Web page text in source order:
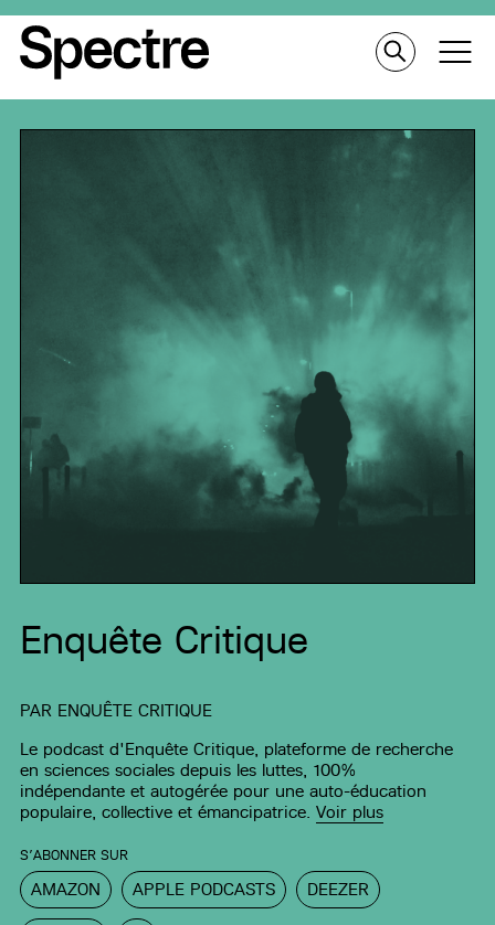
Enquête Critique
PAR ENQUÊTE CRITIQUE
Le podcast d'Enquête Critique, plateforme de recherche
en sciences sociales depuis les luttes, 100%
indépendante et autogérée pour une auto-éducation
populaire, collective et émancipatrice.Voir plus
S’ABONNER SUR
AMAZON APPLE PODCASTS DEEZER